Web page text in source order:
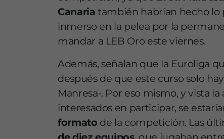
Canariatambién habrían hecho lo
inmerso en la pelea por la
mandar a LEB Oro este viernes.
Además, señalan que la Euroliga
después de que este curso solo
Manresa-. Por eso mismo, y vista
interesados en participar, se
formato de la competición. Las